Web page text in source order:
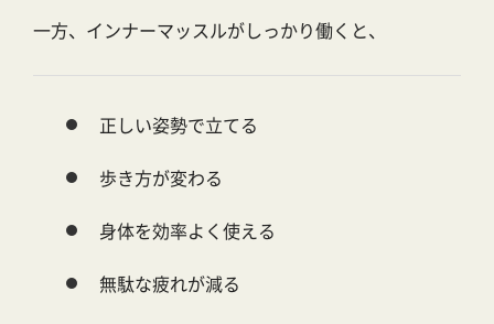
一方、インナーマッスルがしっかり働くと、
正しい姿勢で立てる
歩き方が変わる
身体を効率よく使える
無駄な疲れが減る